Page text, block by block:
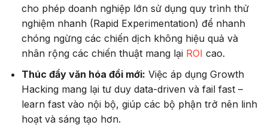
cho phép doanh nghiệp lớn sử dụng quy trình thử
nghiệm nhanh (Rapid Experimentation) để nhanh
chóng ngừng các chiến dịch không hiệu quả và
nhân rộng các chiến thuật mang lại ROI cao.
Thúc đẩy văn hóa đổi mới: Việc áp dụng Growth
Hacking mang lại tư duy data-driven và fail fast –
learn fast vào nội bộ, giúp các bộ phận trở nên linh
hoạt và sáng tạo hơn.